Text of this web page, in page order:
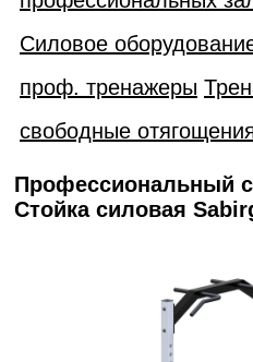
Силовое
проф. тренажеры
свободные
Профессиональный
Стойка силовая